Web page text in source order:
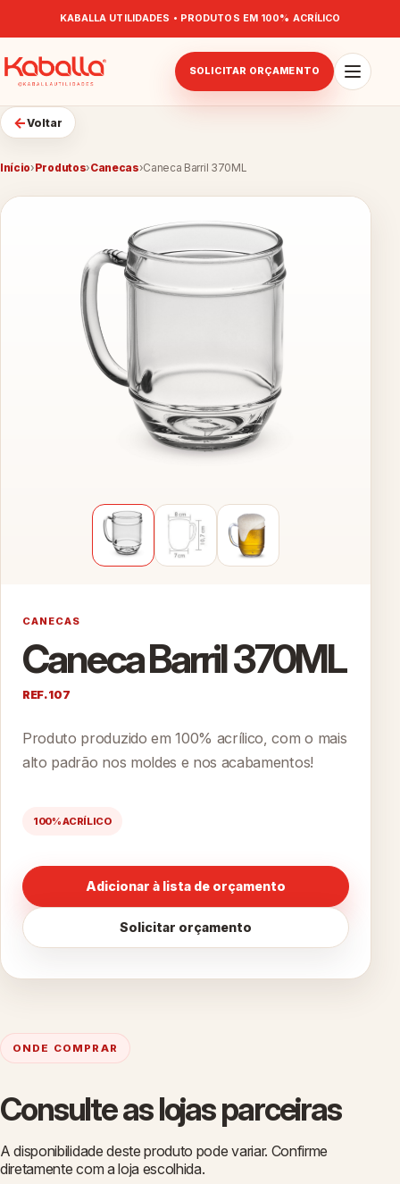
KABALLA UTILIDADES • PRODUTOS EM 100% ACRÍLICO
SOLICITAR ORÇAMENTO
←Voltar
Início› Produtos›Canecas›Caneca Barril 370ML
CANECAS
Caneca Barril 370ML
REF. 107
Produto produzido em 100% acrílico, com o mais
alto padrão nos moldes e nos acabamentos!
100% ACRÍLICO
Adicionar à lista de orçamento
Solicitar orçamento
ONDE COMPRAR
Consulte as lojas parceiras
A disponibilidade deste produto pode variar. Confirme
diretamente com a loja escolhida.